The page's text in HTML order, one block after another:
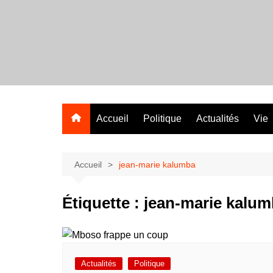
Accueil Politique Actualités Vie
Accueil jean-marie kalumba
Étiquette : jean-marie
Actualités Politique